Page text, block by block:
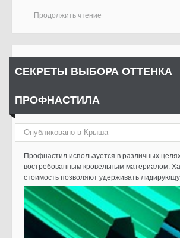
Продолжить чтение
СЕКРЕТЫ ВЫБОРА ОТТЕНКА
ПРОФНАСТИЛА
Опубликовано в Крыша
Профнастил используется в различных
востребованным кровельным материалом.
стоимость позволяют удерживать